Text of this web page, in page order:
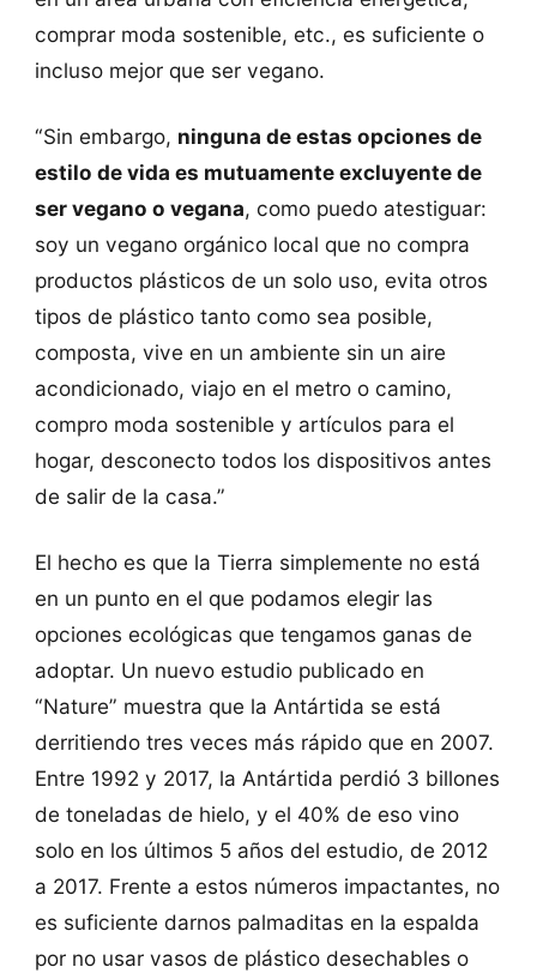
comprar moda sostenible, etc., es suficiente o
incluso mejor que ser vegano.
“Sin embargo, ninguna de estas opciones de
estilo de vida es mutuamente excluyente de
ser vegano o vegana, como puedo atestiguar:
soy un vegano orgánico local que no compra
productos plásticos de un solo uso, evita otros
tipos de plástico tanto como sea posible,
composta, vive en un ambiente sin un aire
acondicionado, viajo en el metro o camino,
compro moda sostenible y artículos para el
hogar, desconecto todos los dispositivos antes
de salir de la casa.”
El hecho es que la Tierra simplemente no está
en un punto en el que podamos elegir las
opciones ecológicas que tengamos ganas de
adoptar. Un nuevo estudio publicado en
“Nature” muestra que la Antártida se está
derritiendo tres veces más rápido que en 2007.
Entre 1992 y 2017, la Antártida perdió 3 billones
de toneladas de hielo, y el 40% de eso vino
solo en los últimos 5 años del estudio, de 2012
a 2017. Frente a estos números impactantes, no
es suficiente darnos palmaditas en la espalda
por no usar vasos de plástico desechables o